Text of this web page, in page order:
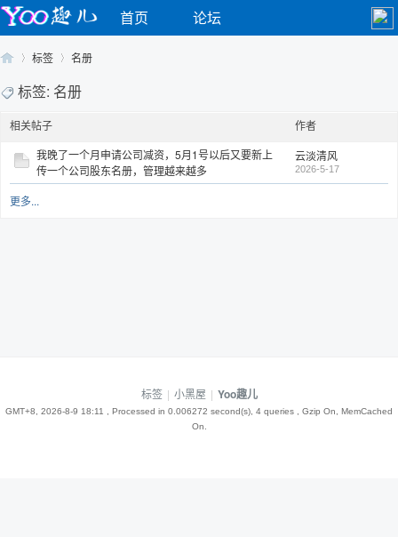
首页 论坛
Yo›
标签 名册
标签: 名册
相关帖子
作者
我晚了一个月申请公司减资，5月1号以后又要新上
传一个公司股东名册，管理越来越多
云淡清风
2026-5-17
更多...
标签 | 小黑屋 | Yoo趣儿
GMT+8, 2026-8-9 18:11
, Processed in 0.006272 second(s), 4 queries , Gzip On, MemCached
On.